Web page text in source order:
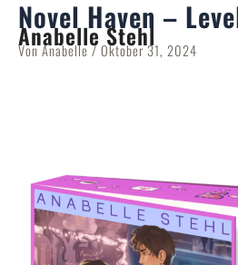
Zum
Inhalt
springen
Anabelle Stehl
Novel Haven –
VonAnabelle/Oktober 31, 2024
Post
navigation